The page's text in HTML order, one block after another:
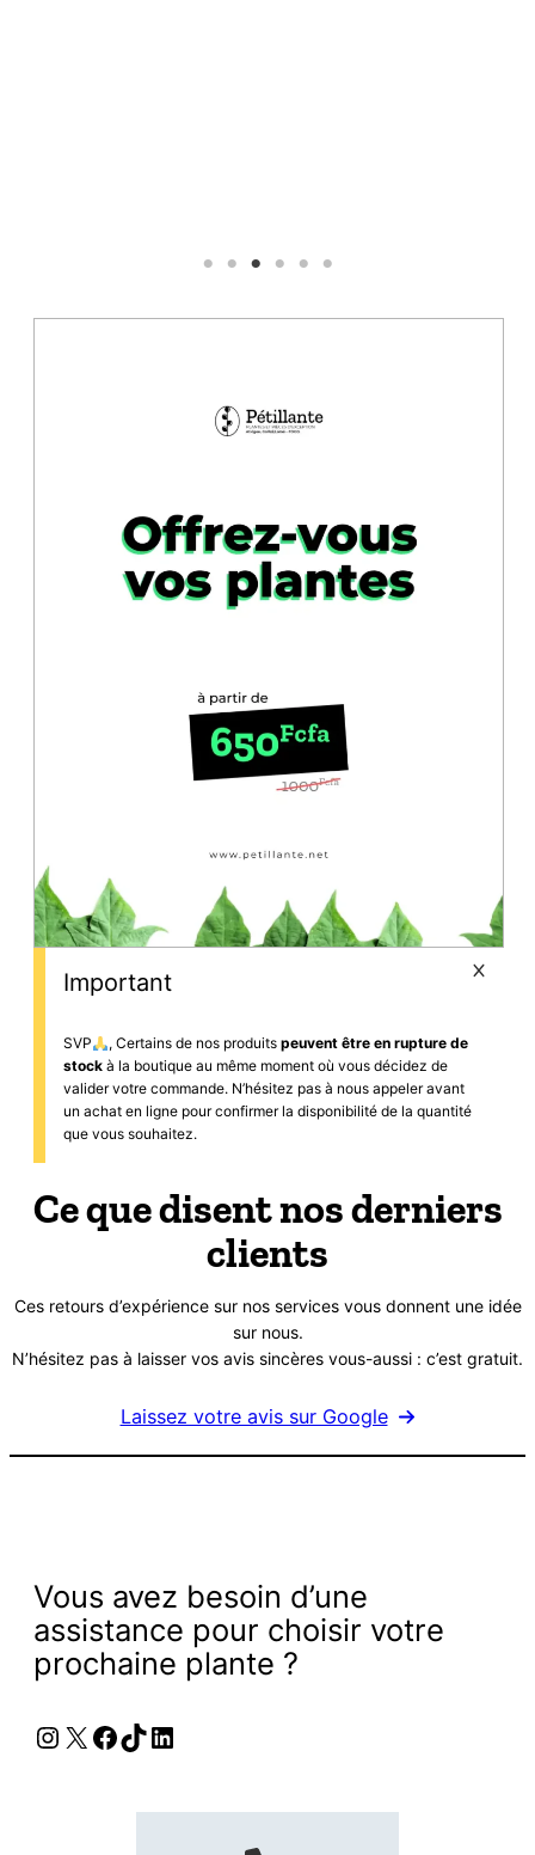
Important
SVP , Certains de nos produits peuvent être en rupture de
stock à la boutique au même moment où vous décidez de
valider votre commande. N’hésitez pas à nous appeler avant
un achat en ligne pour confirmer la disponibilité de la quantité
que vous souhaitez.
Ce que disent nos derniers
clients
Ces retours d’expérience sur nos services vous donnent une idée
sur nous.
N’hésitez pas à laisser vos avis sincères vous-aussi : c’est gratuit.
Laissez votre avis sur Google
Vous avez besoin d’une
assistance pour choisir votre
prochaine plante ?
Instagram
X Facebook
TikTok
LinkedIn